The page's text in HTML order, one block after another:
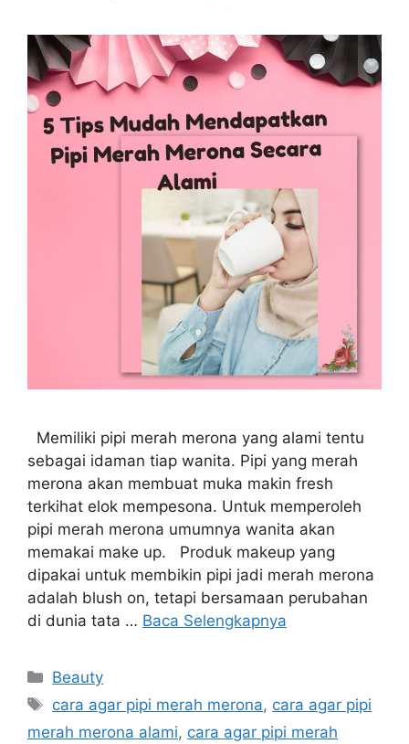
Memiliki pipi merah merona yang alami tentu
sebagai idaman tiap wanita. Pipi yang merah
merona akan membuat muka makin fresh
terkihat elok mempesona. Untuk memperoleh
pipi merah merona umumnya wanita akan
memakai make up. Produk makeup yang
dipakai untuk membikin pipi jadi merah merona
adalah blush on, tetapi bersamaan perubahan
di dunia tata … Baca Selengkapnya
Kategori
Beauty
Tag
cara agar pipi merah merona, cara agar pipi
merah merona alami, cara agar pipi merah